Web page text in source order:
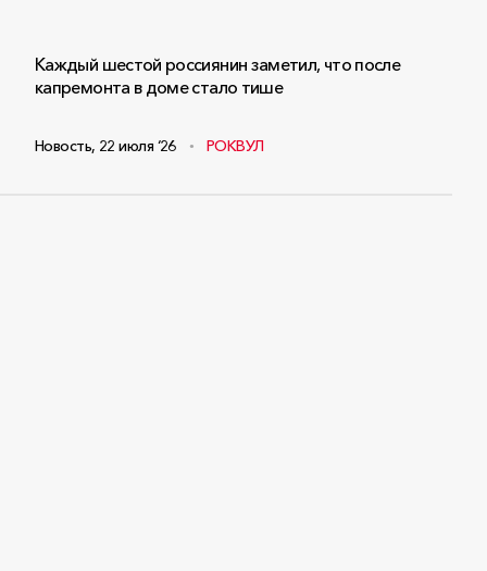
Каждый шестой россиянин заметил, что после
капремонта в доме стало тише
Новость, 22 июля ‘26 РОКВУЛ